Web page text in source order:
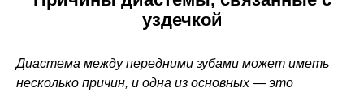
уздечкой
Диастема между передними зубами может иметь
несколько причин, и одна из основных — это